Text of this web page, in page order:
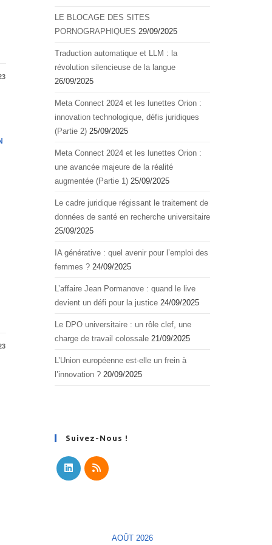
LE BLOCAGE DES SITES
PORNOGRAPHIQUES 29/09/2025
Traduction automatique et LLM : la
révolution silencieuse de la langue
26/09/2025
Meta Connect 2024 et les lunettes Orion :
innovation technologique, défis juridiques
(Partie 2) 25/09/2025
Meta Connect 2024 et les lunettes Orion :
une avancée majeure de la réalité
augmentée (Partie 1) 25/09/2025
Le cadre juridique régissant le traitement de
données de santé en recherche universitaire
25/09/2025
IA générative : quel avenir pour l’emploi des
femmes ? 24/09/2025
L’affaire Jean Pormanove : quand le live
devient un défi pour la justice 24/09/2025
Le DPO universitaire : un rôle clef, une
charge de travail colossale 21/09/2025
L’Union européenne est-elle un frein à
l’innovation ? 20/09/2025
Suivez-Nous !
AOÛT 2026